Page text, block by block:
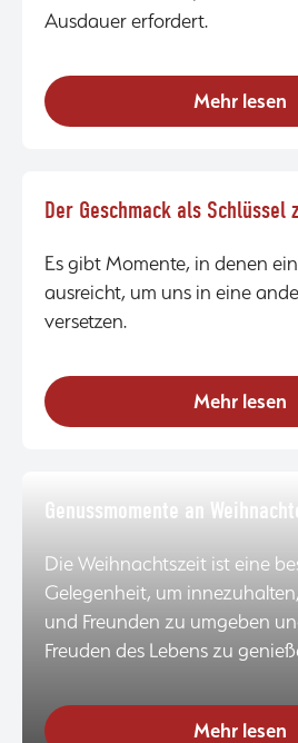
Ausdauer erfordert.
Mehr lesen
Der Geschmack als Schlüssel
Es gibt Momente, in denen
ausreicht, um uns in eine
versetzen.
Mehr lesen
Genussmomente an
Die Weihnachtszeit ist eine
Gelegenheit, um
und Freunden zu umgeben
Freuden des Lebens zu
Mehr lesen